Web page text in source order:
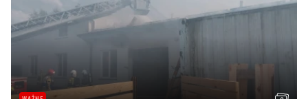
Pożar stolarni. "Ogniem objęty jest cały budynek"